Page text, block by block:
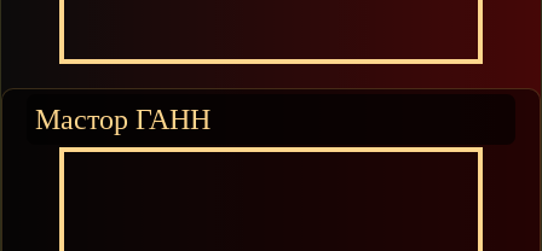
Мастор ГАНН